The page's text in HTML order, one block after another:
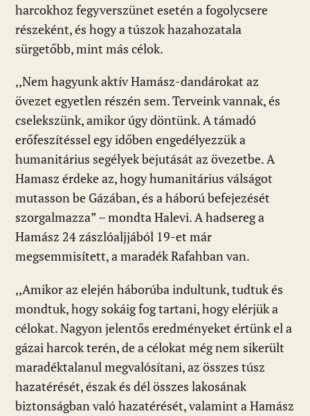
harcokhoz fegyverszünet esetén a fogolycsere
részeként, és hogy a túszok hazahozatala
sürgetőbb, mint más célok.
,,Nem hagyunk aktív Hamász-dandárokat az
övezet egyetlen részén sem. Terveink vannak, és
cselekszünk, amikor úgy döntünk. A támadó
erőfeszítéssel egy időben engedélyezzük a
humanitárius segélyek bejutását az övezetbe. A
Hamasz érdeke az, hogy humanitárius válságot
mutasson be Gázában, és a háború befejezését
szorgalmazza” – mondta Halevi. A hadsereg a
Hamász 24 zászlóaljjából 19-et már
megsemmisített, a maradék Rafahban van.
,,Amikor az elején háborúba indultunk, tudtuk és
mondtuk, hogy sokáig fog tartani, hogy elérjük a
célokat. Nagyon jelentős eredményeket értünk el a
gázai harcok terén, de a célokat még nem sikerült
maradéktalanul megvalósítani, az összes túsz
hazatérését, észak és dél összes lakosának
biztonságban való hazatérését, valamint a Hamász